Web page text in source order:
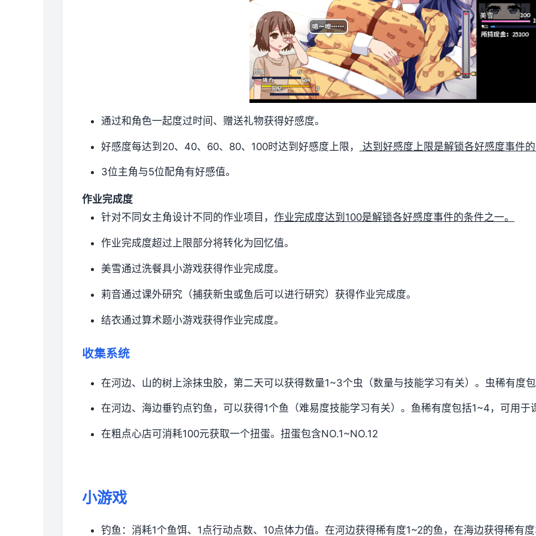
通过和角色一起度过时间、赠送礼物获得好感度。
好感度每达到20、40、60、80、100时达到好感度上限， 达到好感度上限是解锁各好感度事件的
3位主角与5位配角有好感值。
作业完成度
针对不同女主角设计不同的作业项目， 作业完成度达到100是解锁各好感度事件的条件之一。
作业完成度超过上限部分将转化为回忆值。
美雪通过洗餐具小游戏获得作业完成度。
莉音通过课外研究（捕获新虫或鱼后可以进行研究）获得作业完成度。
结衣通过算术题小游戏获得作业完成度。
收集系统
在河边、山的树上涂抹虫胶，第二天可以获得数量1~3个虫（数量与技能学习有关）。虫稀有度
在河边、海边垂钓点钓鱼，可以获得1个鱼（难易度技能学习有关）。鱼稀有度包括1~4，可用于
在粗点心店可消耗100元获取一个扭蛋。扭蛋包含NO.1~NO.12
小游戏
钓鱼：消耗1个鱼饵、1点行动点数、10点体力值。在河边获得稀有度1~2的鱼，在海边获得稀有度